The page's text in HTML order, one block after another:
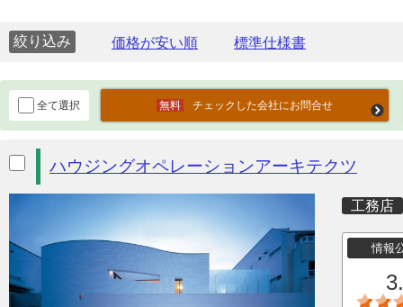
絞り込み
全て選択 チェックした会社にお問合せ
ハウジングオペレーションアーキテクツ
工務店
情報